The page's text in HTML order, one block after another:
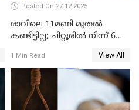
Posted On 27-12-2025
രാവിലെ 11മണി മുതൽ
കണ്ടിട്ടില്ല; ചിറ്റൂരിൽ നിന്ന് 6
1 Min Read View All